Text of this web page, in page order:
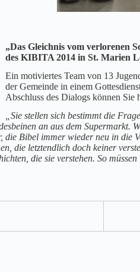
„Das Gleichnis vom verlorenen
des KIBITA 2014 in St. Marien
Ein motiviertes Team von 13
der Gemeinde in einem
Abschluss des Dialogs können Sie
„Sie stellen sich bestimmt die
an aus dem Supermarkt.
die Bibel immer wieder neu in die
die letztendlich doch keiner
die sie verstehen. So